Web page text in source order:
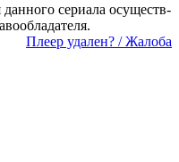
се­риа­ла осу­ще­ст­в­
Пле­ер уда­лен? / Жа­ло­ба